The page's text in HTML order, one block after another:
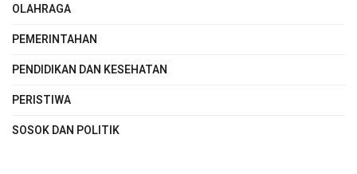
OLAHRAGA
PEMERINTAHAN
PENDIDIKAN DAN KESEHATAN
PERISTIWA
SOSOK DAN POLITIK